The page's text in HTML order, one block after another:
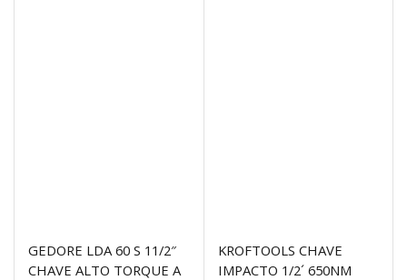
GEDORE LDA 60 S 11/2″
CHAVE ALTO TORQUE A
KROFTOOLS CHAVE
IMPACTO 1/2´ 650NM